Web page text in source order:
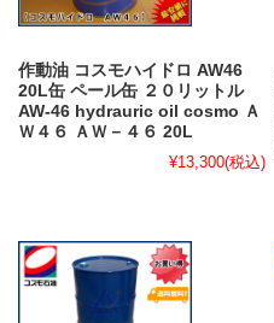
作動油 コスモハイドロ AW46
20L缶 ペール缶 ２０リットル
AW-46 hydrauric oil cosmo Ａ
Ｗ４６ ＡＷ－４６ 20L
¥13,300(税込)